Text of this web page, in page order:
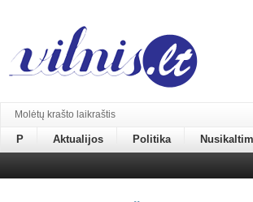
Molėtų krašto laikraštis
P Aktualijos Politika